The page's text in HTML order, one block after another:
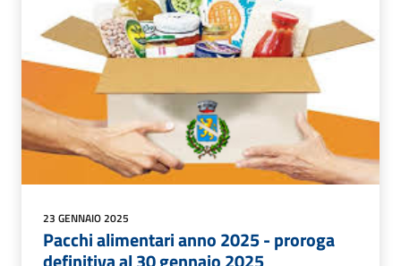
23 GENNAIO 2025
Pacchi alimentari anno 2025 - proroga